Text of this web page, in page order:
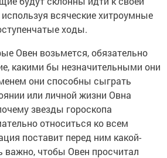
всяческие хитроумные
ходы.
Овен возьмется, обязательно
какими бы незначительными они
они способны сыграть
или личной жизни Овна
звезды гороскопа
относиться ко всем
поставит перед ним какой-
важно, чтобы Овен просчитал